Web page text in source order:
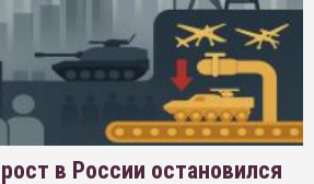
в России остановился